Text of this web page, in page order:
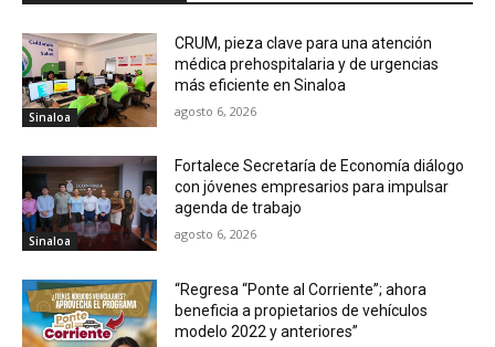
Sinaloa
CRUM, pieza clave para una atención
médica prehospitalaria y de urgencias
más eficiente en Sinaloa
agosto 6, 2026
Sinaloa
Fortalece Secretaría de Economía diálogo
con jóvenes empresarios para impulsar
agenda de trabajo
agosto 6, 2026
“Regresa “Ponte al Corriente”; ahora
beneficia a propietarios de vehículos
modelo 2022 y anteriores”